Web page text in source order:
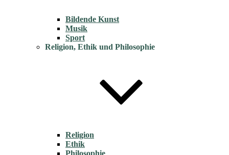
Bildende Kunst
Musik
Sport
Religion, Ethik und Philosophie
Religion
Ethik
Philosophie